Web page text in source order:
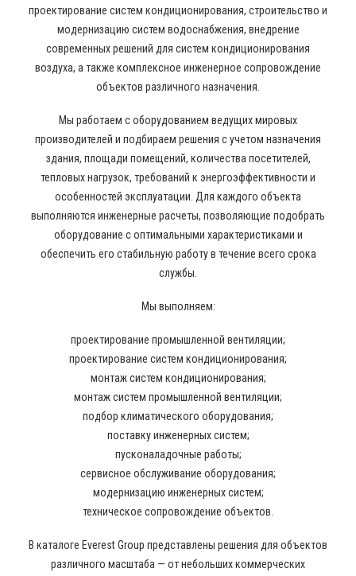
проектирование систем кондиционирования, строительство и
модернизацию систем водоснабжения, внедрение
современных решений для систем кондиционирования
воздуха, а также комплексное инженерное сопровождение
объектов различного назначения.
Мы работаем с оборудованием ведущих мировых
производителей и подбираем решения с учетом назначения
здания, площади помещений, количества посетителей,
тепловых нагрузок, требований к энергоэффективности и
особенностей эксплуатации. Для каждого объекта
выполняются инженерные расчеты, позволяющие подобрать
оборудование с оптимальными характеристиками и
обеспечить его стабильную работу в течение всего срока
службы.
Мы выполняем:
проектирование промышленной вентиляции;
проектирование систем кондиционирования;
монтаж систем кондиционирования;
монтаж систем промышленной вентиляции;
подбор климатического оборудования;
поставку инженерных систем;
пусконаладочные работы;
сервисное обслуживание оборудования;
модернизацию инженерных систем;
техническое сопровождение объектов.
В каталоге Everest Group представлены решения для объектов
различного масштаба — от небольших коммерческих